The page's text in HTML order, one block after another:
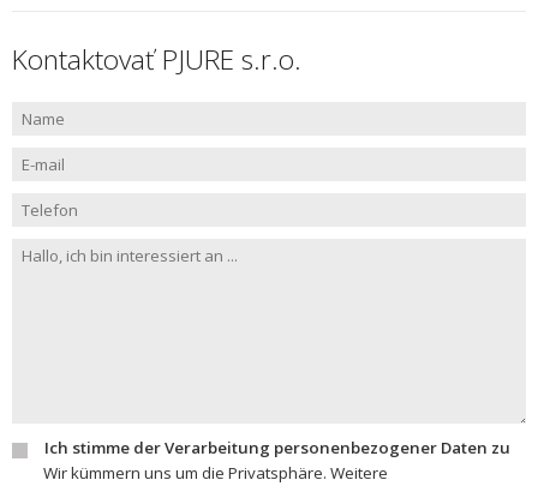
Kontaktovať PJURE s.r.o.
Ich stimme der Verarbeitung personenbezogener Daten zu
Wir kümmern uns um die Privatsphäre. Weitere